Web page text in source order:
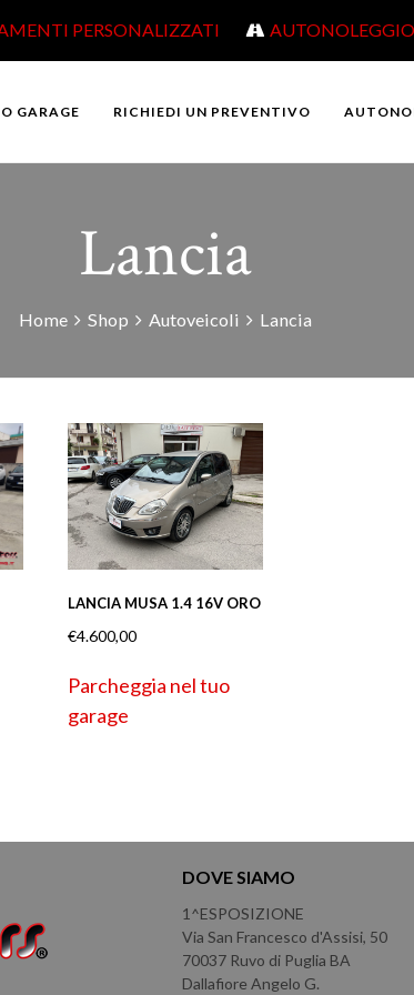
PERSONALIZZATI AUTONOLEGGIO
GARAGE RICHIEDI UN PREVENTIVO
Lancia
Home Shop Autoveicoli Lancia
LANCIA MUSA 1.4 16V ORO
€4.600,00
Parcheggia nel tuo
garage
DOVE SIAMO
1^ESPOSIZIONE
Via San Francesco d'Assisi, 50
70037 Ruvo di Puglia BA
Dallafiore Angelo G.